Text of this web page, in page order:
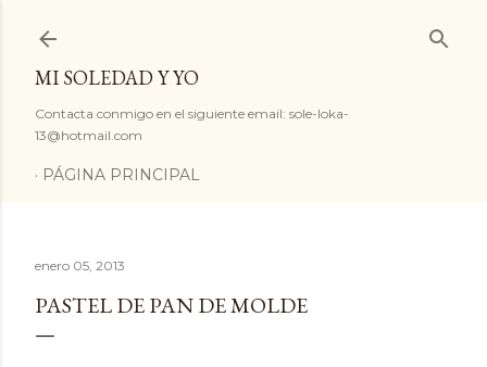
MI SOLEDAD Y YO
Contacta conmigo en el siguiente email: sole-loka-
13@hotmail.com
PÁGINA PRINCIPAL
enero 05, 2013
PASTEL DE PAN DE MOLDE